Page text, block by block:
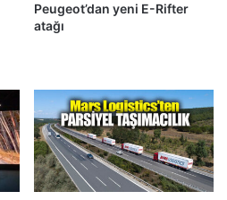
Peugeot’dan yeni E-Rifter
atağı